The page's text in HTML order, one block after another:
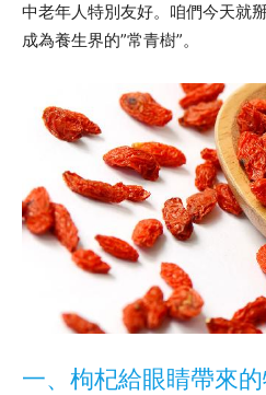
中老年人特別友好。咱們今天就
成為養生界的”常青樹”。
一、枸杞給眼睛帶來